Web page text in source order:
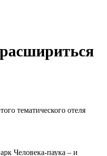
тематического отеля
Человека-паука – и